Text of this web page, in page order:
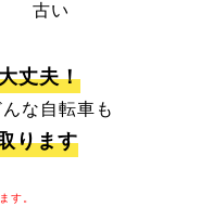
古い
丈夫！
な自転車も
ります
す。